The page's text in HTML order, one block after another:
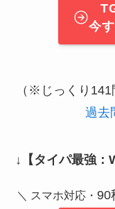
今
（※じっくり
過去
↓ 【タイパ最強
＼ スマホ対応・ 90